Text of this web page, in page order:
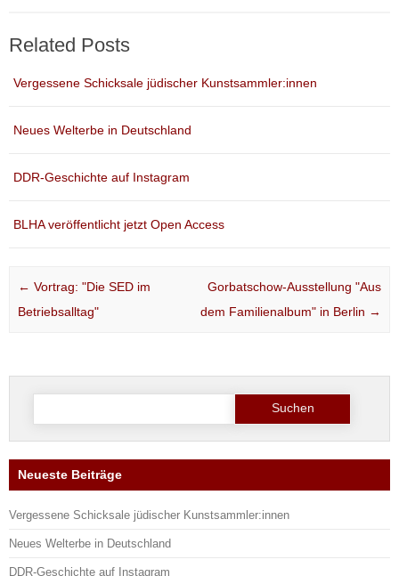
Related Posts
Vergessene Schicksale jüdischer Kunstsammler:innen
Neues Welterbe in Deutschland
DDR-Geschichte auf Instagram
BLHA veröffentlicht jetzt Open Access
Post navigation
← Vortrag: "Die SED im
Betriebsalltag"
Gorbatschow-Ausstellung "Aus
dem Familienalbum" in Berlin →
Suche
Neueste Beiträge
Vergessene Schicksale jüdischer Kunstsammler:innen
Neues Welterbe in Deutschland
DDR-Geschichte auf Instagram